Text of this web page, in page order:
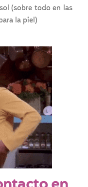
(sobre todo en las
la piel)